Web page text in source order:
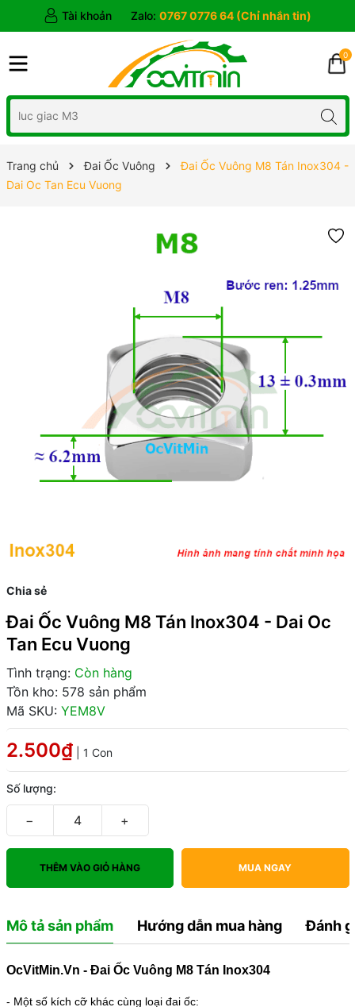
Tài khoản Zalo: 0767 0776 64 (Chỉ nhắn tin)
0
Trang chủ Đai Ốc Vuông
Đai Ốc Vuông M8 Tán Inox304 -
Dai Oc Tan Ecu Vuong
Chia sẻ
Đai Ốc Vuông M8 Tán Inox304 - Dai Oc
Tan Ecu Vuong
Tình trạng: Còn hàng
Tồn kho: 578 sản phẩm
Mã SKU: YEM8V
2.500₫ | 1 Con
Số lượng:
− +
THÊM VÀO GIỎ HÀNG MUA NGAY
Mô tả sản phẩm Hướng dẫn mua hàng Đánh
OcVitMin.Vn - Đai Ốc Vuông M8 Tán Inox304
- Một số kích cỡ khác cùng loại đai ốc: